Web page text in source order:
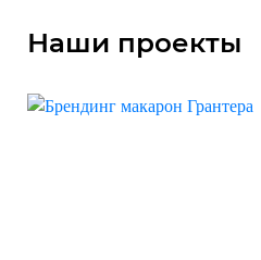
Наши проекты